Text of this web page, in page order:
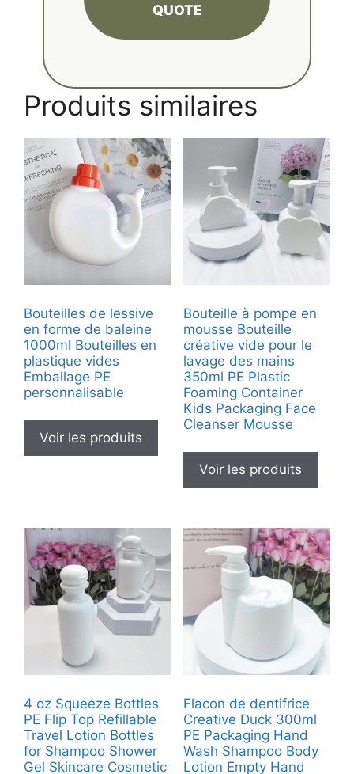
QUOTE
Produits similaires
Bouteilles de lessive
en forme de baleine
1000ml Bouteilles en
plastique vides
Emballage PE
personnalisable
Voir les produits
Bouteille à pompe en
mousse Bouteille
créative vide pour le
lavage des mains
350ml PE Plastic
Foaming Container
Kids Packaging Face
Cleanser Mousse
Voir les produits
4 oz Squeeze Bottles
PE Flip Top Refillable
Travel Lotion Bottles
for Shampoo Shower
Gel Skincare Cosmetic
Flacon de dentifrice
Creative Duck 300ml
PE Packaging Hand
Wash Shampoo Body
Lotion Empty Hand